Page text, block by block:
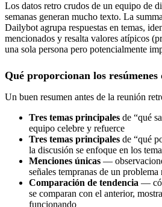
Los datos retro crudos de un equipo de
semanas generan mucho texto. La
Dailybot agrupa respuestas en temas,
mencionados y resalta valores atípicos
una sola persona pero potencialmente
Qué proporcionan los resúmenes
Un buen resumen antes de la reunión
Tres temas principales de “qué
equipo celebre y refuerce
Tres temas principales de “qué
la discusión se enfoque en los
Menciones únicas —
señales tempranas de un problema
Comparación de tendencia —
se comparan con el anterior,
funcionando